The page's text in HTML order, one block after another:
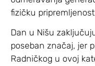
fizičku
Dan u Nišu
poseban značaj, jer
Radničkog u ovoj